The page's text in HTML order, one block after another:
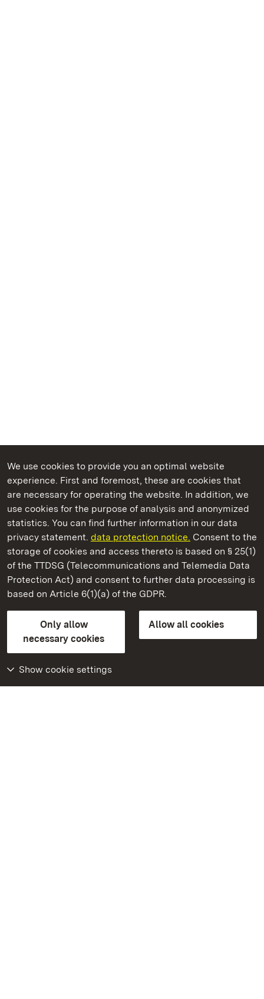
We use cookies to provide you an optimal website
experience. First and foremost, these are cookies that
are necessary for operating the website. In addition, we
use cookies for the purpose of analysis and anonymized
statistics. You can find further information in our data
privacy statement. data protection notice. Consent to the
storage of cookies and access thereto is based on § 25(1)
of the TTDSG (Telecommunications and Telemedia Data
Protection Act) and consent to further data processing is
based on Article 6(1)(a) of the GDPR.
Only allow
necessary cookies
Allow all cookies
Show cookie settings
State Palaces and Gardens of Baden-Wuerttemberg
Ludwigsburg Residential Palace
State Palaces and Gardens of Baden-Wuerttemberg
Contact usFAQMasthead
Declaration on barrier-free access
BITV-konform (geprüfte Seiten)